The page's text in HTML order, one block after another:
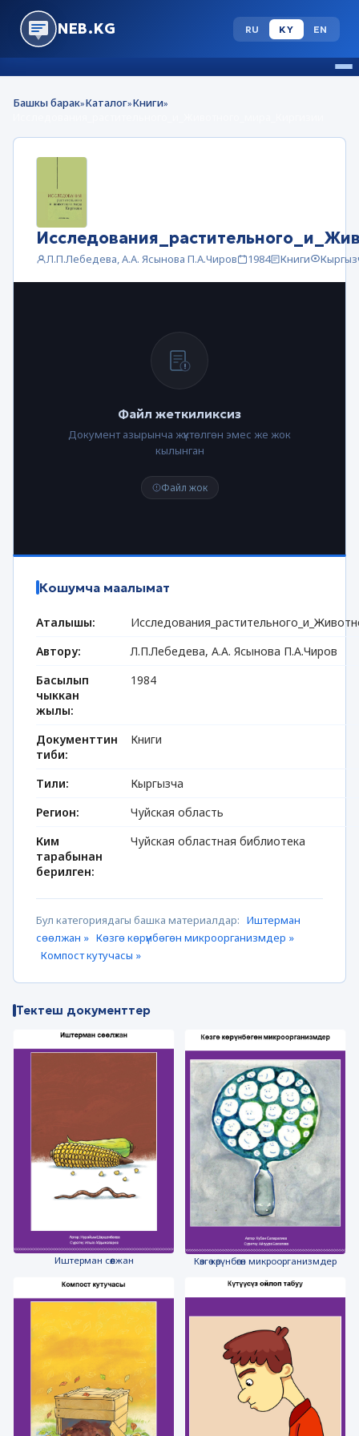
NEB.KG RU KY EN
Башкы барак»Каталог»Книги»
Л.П.Лебедева, А.А. Ясынова П.А.Чиров 1984 Книги
Файл жеткиликсиз
Документ азырынча жүктөлгөн эмес же жок
кылынган
Файл жок
Кошумча маалымат
Аталышы:
Автору:
Л.П.Лебедева, А.А. Ясынова П.А.Чиров
Басылып
чыккан
жылы:
1984
Документтин
тиби:
Книги
Тили:
Кыргызча
Регион:
Чуйская область
Ким
тарабынан
берилген:
Чуйская областная библиотека
Бул категориядагы башка материалдар: Иштерман
сөөлжан » Көзгө көрүнбөгөн микроорганизмдер »
Компост кутучасы »
Тектеш документтер
Иштерман сөөлжан Көзгө көрүнбөгөн микроорганизмдер